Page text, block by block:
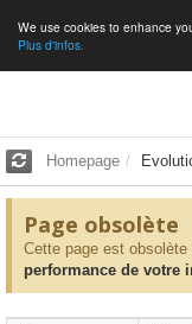
We use cookies to enhance
Plus d'infos.
Homepage
Page obsolète
Cette page est
performance de votre